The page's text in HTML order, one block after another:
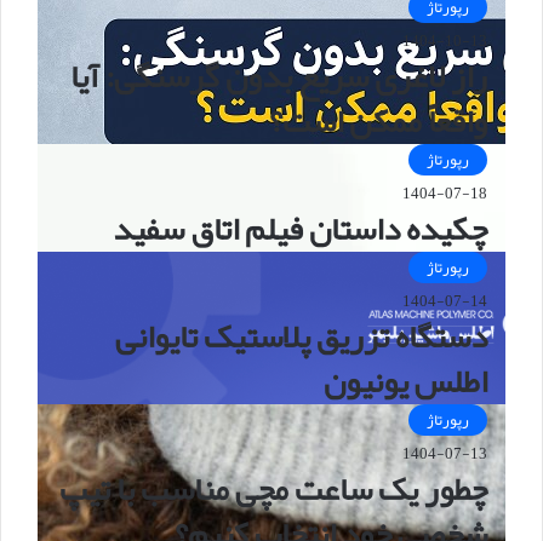
رپورتاژ
1404-10-13
راز لاغری سریع بدون گرسنگی: آیا
واقعاً ممکن است؟
رپورتاژ
1404-07-18
چکیده داستان فیلم اتاق سفید
رپورتاژ
1404-07-14
دستگاه تزریق پلاستیک تایوانی
اطلس یونیون
رپورتاژ
1404-07-13
چطور یک ساعت مچی مناسب با تیپ